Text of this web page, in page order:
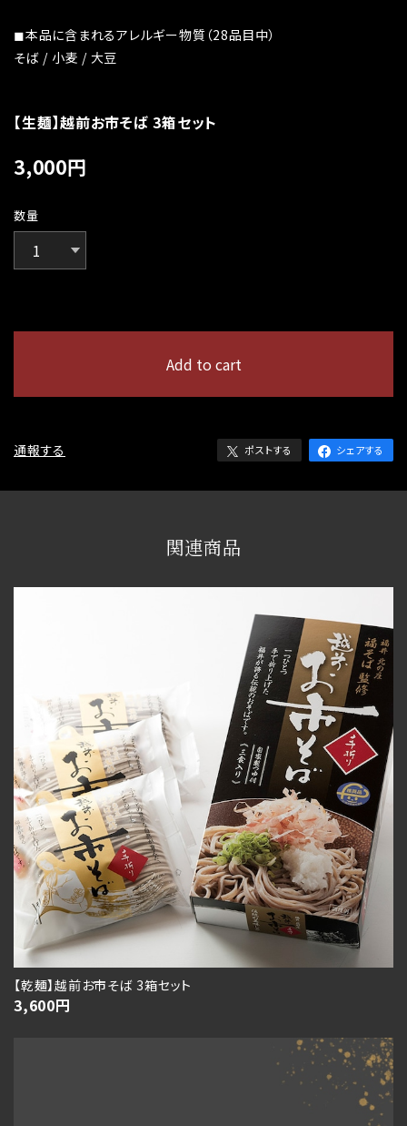
◼︎本品に含まれるアレルギー物質（28品目中）
そば / 小麦 / 大豆
【生麺】越前お市そば 3箱セット
3,000円
数量
Add to cart
通報する ポストする シェアする
関連商品
【乾麺】越前お市そば 3箱セット
3,600円